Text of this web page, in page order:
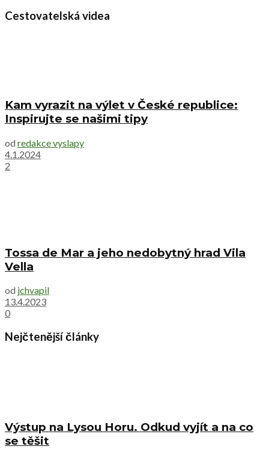
Cestovatelská videa
Kam vyrazit na výlet v České republice:
Inspirujte se našimi tipy
od redakce vyslapy
4.1.2024
2
Tossa de Mar a jeho nedobytný hrad Vila
Vella
od jchvapil
13.4.2023
0
Nejčtenější články
Výstup na Lysou Horu. Odkud vyjít a na co
se těšit